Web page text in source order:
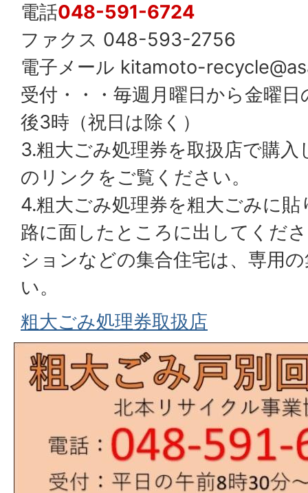
電話048-591-6724
ファクス 048-593-2756
電子メール kitamoto-
受付・・・毎週月曜日から金曜
後3時（祝日は除く）
3.粗大ごみ処理券を取扱店で購
のリンクをご覧ください。
4.粗大ごみ処理券を粗大ごみに
路に面したところに出してくだ
ションなどの集合住宅は、専用
い。
粗大ごみ処理券取扱店